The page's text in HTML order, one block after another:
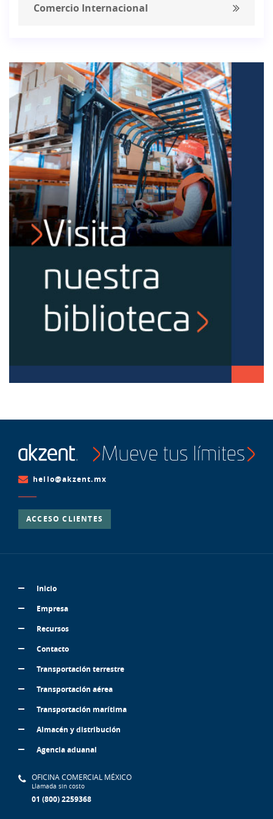
Comercio Internacional
hello@akzent.mx
ACCESO CLIENTES
Inicio
Empresa
Recursos
Contacto
Transportación terrestre
Transportación aérea
Transportación marítima
Almacén y distribución
Agencia aduanal
OFICINA COMERCIAL MÉXICO
Llamada sin costo
01 (800) 2259368